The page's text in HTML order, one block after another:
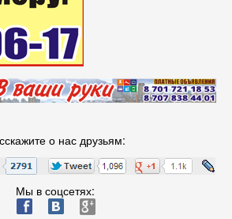
о нас друзьям:
Мы в соцсетях:
ä æ è